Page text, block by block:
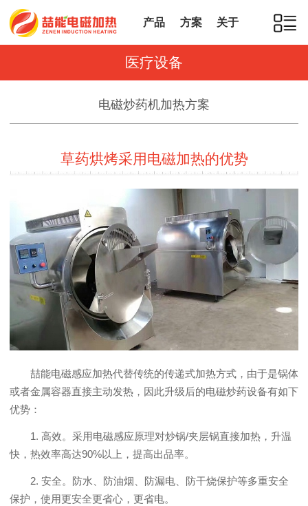
产品 方案 关于
医疗设备
电磁炒药机加热方案
草药烘烤采用电磁加热的优势
喆能电磁感应加热代替传统的传递式加热方式，由于是锅体
或者金属容器直接主动发热，因此升级后的电磁炒药设备有如下
优势：
1. 高效。采用电磁感应原理对炒锅/夹层锅直接加热，升温
快，热效率高达90%以上，提高出品率。
2. 安全。防水、防油烟、防漏电、防干烧保护等多重安全
保护，使用更安全更省心，更省电。